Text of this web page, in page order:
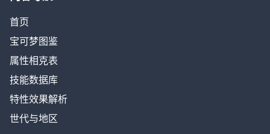
首页
宝可梦图鉴
属性相克表
技能数据库
特性效果解析
世代与地区